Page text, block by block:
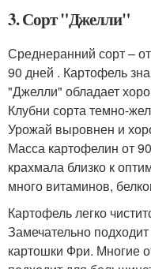
3. Сорт "Джелли"
Среднеранний сорт –
90 дней . Картофель
"Джелли" обладает
Клубни сорта темно-
Урожай выровнен и
Масса картофелин от
крахмала близко к
много витаминов,
Картофель легко
Замечательно
картошки Фри. Многие